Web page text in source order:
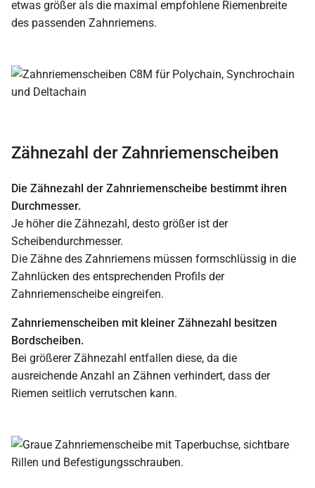
etwas größer als die maximal empfohlene Riemenbreite
des passenden Zahnriemens.
Zähnezahl der Zahnriemenscheiben
Die Zähnezahl der Zahnriemenscheibe bestimmt ihren
Durchmesser.
Je höher die Zähnezahl, desto größer ist der
Scheibendurchmesser.
Die Zähne des Zahnriemens müssen formschlüssig in die
Zahnlücken des entsprechenden Profils der
Zahnriemenscheibe eingreifen.
Zahnriemenscheiben mit kleiner Zähnezahl besitzen
Bordscheiben.
Bei größerer Zähnezahl entfallen diese, da die
ausreichende Anzahl an Zähnen verhindert, dass der
Riemen seitlich verrutschen kann.